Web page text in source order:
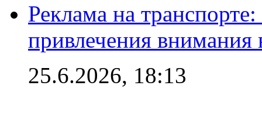
Реклама на
привлечения внимания
25.6.2026, 18:13